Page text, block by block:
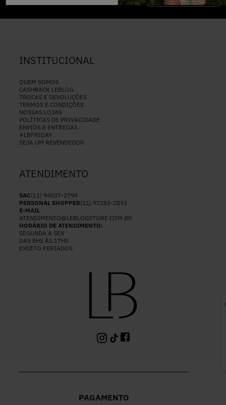
INSTITUCIONAL
QUEM SOMOS
CASHBACK LEBLOG
TROCAS E DEVOLUÇÕES
TERMOS E CONDIÇÕES
NOSSAS LOJAS
POLÍTICAS DE PRIVACIDADE
ENVIOS E ENTREGAS
#LBFRIDAY
SEJA UM REVENDEDOR
ATENDIMENTO
SAC(11) 94037-2794
PERSONAL SHOPPER(11) 97282-2892
E-MAIL
ATENDIMENTO@LEBLOGSTORE.COM.BR
HORÁRIO DE ATENDIMENTO:
SEGUNDA A SEX
DAS 8HS ÀS 17HS
EXCETO FERIADOS
PAGAMENTO